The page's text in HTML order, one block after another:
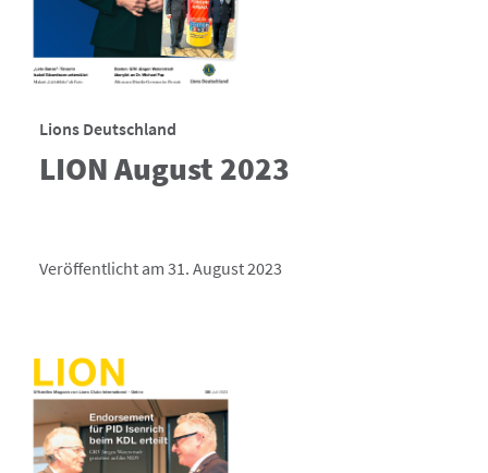
Lions Deutschland
LION August 2023
Veröffentlicht am 31. August 2023